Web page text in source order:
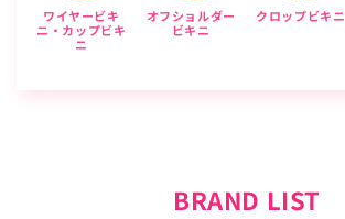
ワイヤービキ
ニ・カップビキ
ニ
オフショルダー
ビキニ
クロップビキニ
BRAND LIST